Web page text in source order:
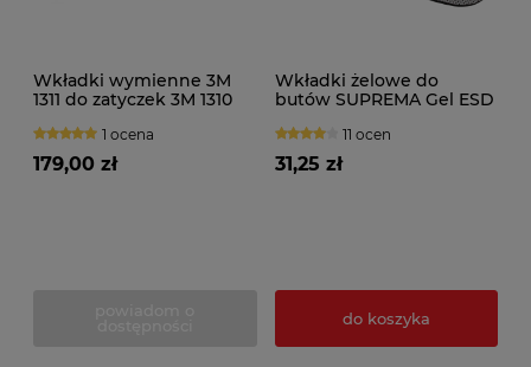
Wkładki wymienne 3M
1311 do zatyczek 3M 1310
1 ocena
179,00 zł
Wkładki żelowe do
butów SUPREMA Gel ESD
11 ocen
31,25 zł
do koszyka